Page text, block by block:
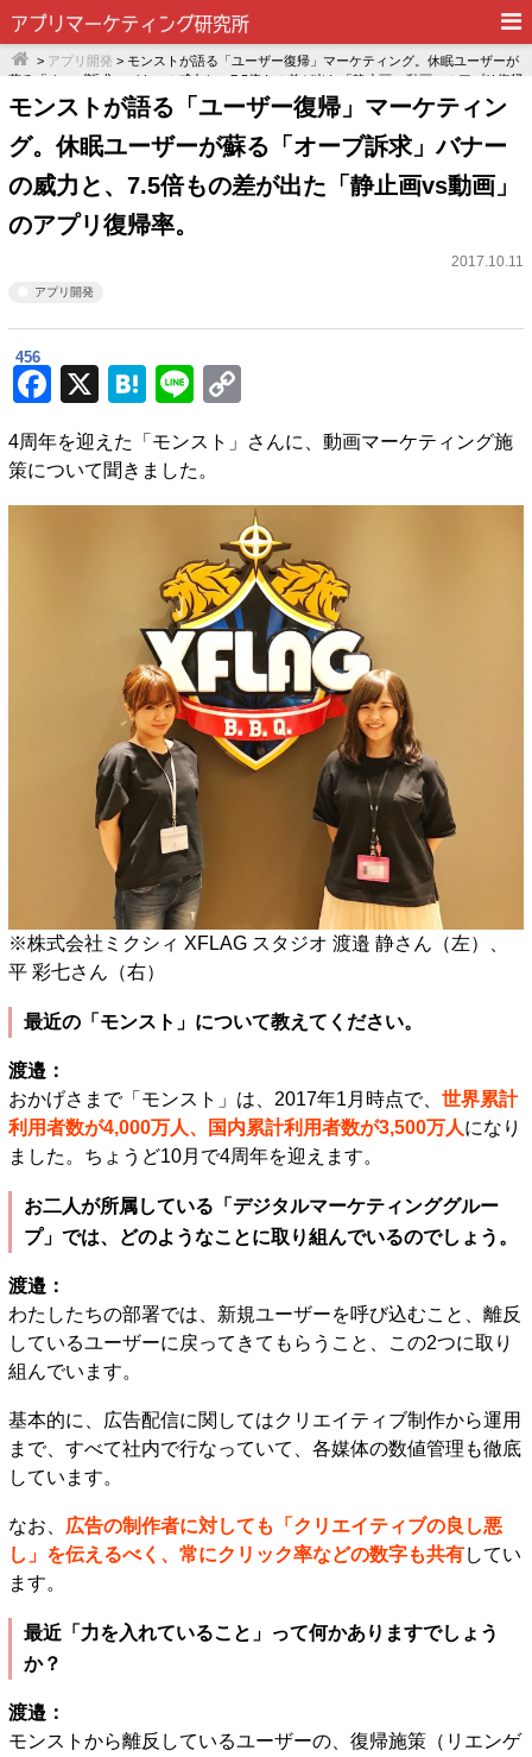
> アプリ開発 > モンストが語る「ユーザー復帰」マーケティング。休眠ユーザーが
蘇る「オーブ訴求」バナーの威力と、7.5倍もの差が出た「静止画vs動画」のアプリ復帰
率。
モンストが語る「ユーザー復帰」マーケティン
グ。休眠ユーザーが蘇る「オーブ訴求」バナー
の威力と、7.5倍もの差が出た「静止画vs動画」
のアプリ復帰率。
2017.10.11
アプリ開発
456
F
c
e
X
H
at
e
n
Li
e
p
y
Li
n
k
4周年を迎えた「モンスト」さんに、動画マーケティング施
策について聞きました。
※株式会社ミクシィ XFLAG スタジオ 渡邉 静さん（左）、
平 彩七さん（右）
最近の「モンスト」について教えてください。
渡邉：
おかげさまで「モンスト」は、2017年1月時点で、 世界累計
利用者数が4,000万人、国内累計利用者数が3,500万人になり
ました。ちょうど10月で4周年を迎えます。
お二人が所属している「デジタルマーケティンググルー
プ」では、どのようなことに取り組んでいるのでしょう。
渡邉：
わたしたちの部署では、新規ユーザーを呼び込むこと、離反
しているユーザーに戻ってきてもらうこと、この2つに取り
組んでいます。
基本的に、広告配信に関してはクリエイティブ制作から運用
まで、すべて社内で行なっていて、各媒体の数値管理も徹底
しています。
なお、 広告の制作者に対しても「クリエイティブの良し悪
し」を伝えるべく、常にクリック率などの数字も共有してい
ます。
最近「力を入れていること」って何かありますでしょう
か？
渡邉：
モンストから離反しているユーザーの、復帰施策（リエンゲ